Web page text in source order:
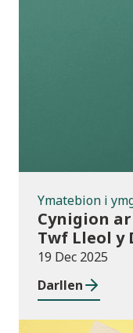
Ymatebion i
Cynigion
Twf Lleol y
19 Dec 2025
Darllen